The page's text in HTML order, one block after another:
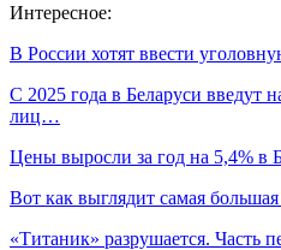
Интересное:
В России хотят ввести
С 2025 года в Беларуси введут
лиц…
Цены выросли за год на 5,4% в
Вот как выглядит самая
«Титаник» разрушается. Часть